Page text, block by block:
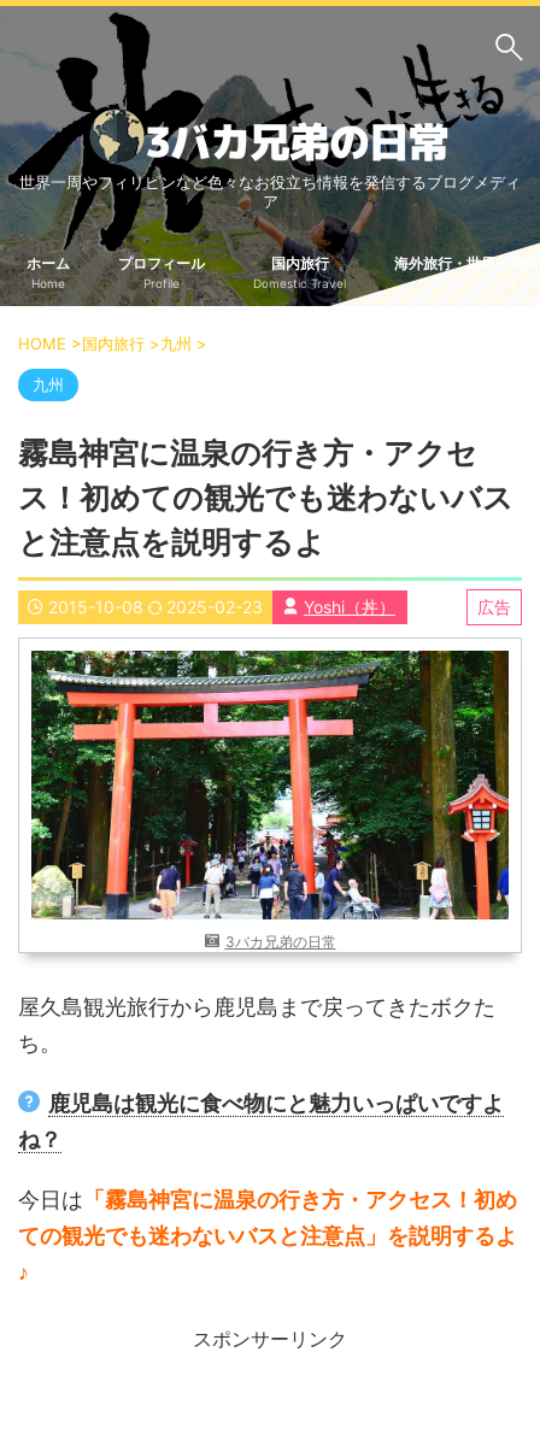
サイト内検索
3バカ兄弟のブログ
三男：増田っちのブロ
グ
次男：タクジのブログ
長男：Yoshiのブログ
ビジネス・ライフハック
車関係
国内旅行
中部
中国・四国
北海道・東北
関東
近畿
世界一周ブログ
アフリカ
アジア
ヨーロッパ
中東
北・中南米
東南アジア
世界一周の準備
Web・ガジェット
スマホ・タブレット
PC・インターネット
ポケモンGO
AND OR
世界一周やフィリピンなど色々なお役立ち情報を発信するブログメディ
ア
ホーム
Home
プロフィール
Profile
国内旅行
Domestic Travel
海外旅行・世界一周
HOME >国内旅行 >九州 >
九州
霧島神宮に温泉の行き方・アクセ
ス！初めての観光でも迷わないバス
と注意点を説明するよ
2015-10-08 2025-02-23 Yoshi（丼） 広告
3バカ兄弟の日常
屋久島観光旅行から鹿児島まで戻ってきたボクた
ち。
鹿児島は観光に食べ物にと魅力いっぱいですよ
ね？
今日は 「霧島神宮に温泉の行き方・アクセス！初め
ての観光でも迷わないバスと注意点」を説明するよ
♪
スポンサーリンク